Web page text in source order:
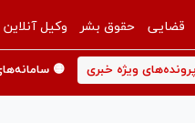
قضایی حقوق بشر وکیل آنلاین
ویژه خبری 🟡